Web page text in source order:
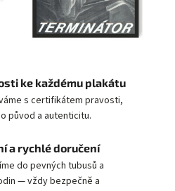
ke každému plakátu
s certifikátem pravosti,
původ a autenticitu.
a rychlé doručení
do pevných tubusů a
— vždy bezpečně a